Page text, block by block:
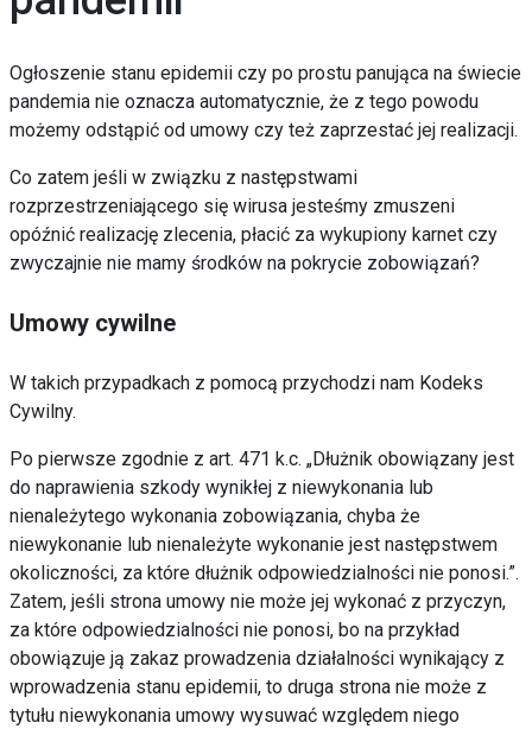
Ogłoszenie stanu epidemii czy po prostu panująca na świecie
pandemia nie oznacza automatycznie, że z tego powodu
możemy odstąpić od umowy czy też zaprzestać jej realizacji.
Co zatem jeśli w związku z następstwami
rozprzestrzeniającego się wirusa jesteśmy zmuszeni
opóźnić realizację zlecenia, płacić za wykupiony karnet czy
zwyczajnie nie mamy środków na pokrycie zobowiązań?
Umowy cywilne
W takich przypadkach z pomocą przychodzi nam Kodeks
Cywilny.
Po pierwsze zgodnie z art. 471 k.c. „Dłużnik obowiązany jest
do naprawienia szkody wynikłej z niewykonania lub
nienależytego wykonania zobowiązania, chyba że
niewykonanie lub nienależyte wykonanie jest następstwem
okoliczności, za które dłużnik odpowiedzialności nie ponosi.”.
Zatem, jeśli strona umowy nie może jej wykonać z przyczyn,
za które odpowiedzialności nie ponosi, bo na przykład
obowiązuje ją zakaz prowadzenia działalności wynikający z
wprowadzenia stanu epidemii, to druga strona nie może z
tytułu niewykonania umowy wysuwać względem niego